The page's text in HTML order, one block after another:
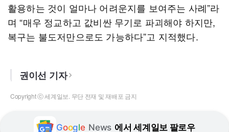
활용하는 것이 얼마나 어려운지를 보여주는 사례”라
며 “매우 정교하고 값비싼 무기로 파괴해야 하지만,
복구는 불도저만으로도 가능하다”고 지적했다.
권이선 기자
Copyright ⓒ 세계일보. 무단 전재 및 재배포 금지
Google News 에서 세계일보 팔로우